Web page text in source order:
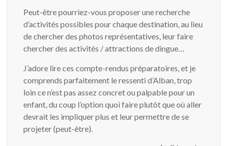
Peut-être pourriez-vous proposer une recherche
d’activités possibles pour chaque destination, au lieu
de chercher des photos représentatives, leur faire
chercher des activités / attractions de dingue…
J’adore lire ces compte-rendus préparatoires, et je
comprends parfaitement le ressenti d’Alban, trop
loin ce n’est pas assez concret ou palpable pour un
enfant, du coup l’option quoi faire plutôt que où aller
devrait les impliquer plus et leur permettre de se
projeter (peut-être).